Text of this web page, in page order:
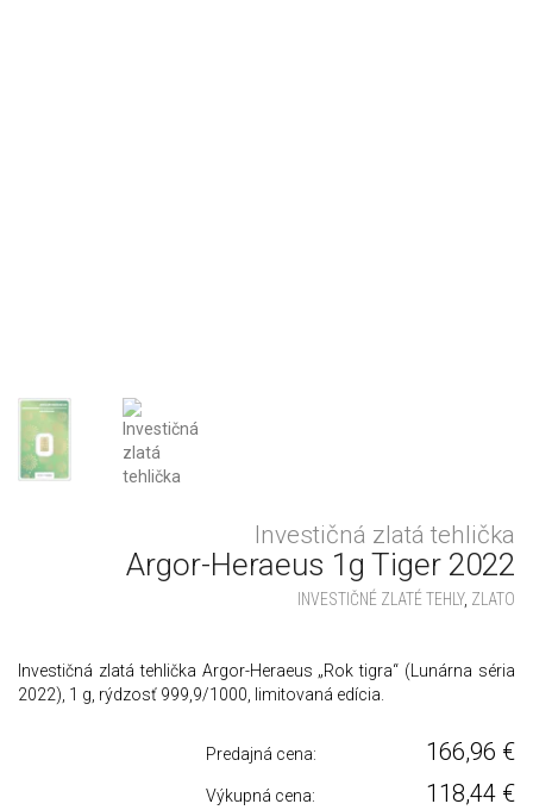
Investičná zlatá tehlička
Argor-Heraeus 1g Tiger 2022
INVESTIČNÉ ZLATÉ TEHLY, ZLATO
Investičná zlatá tehlička Argor-Heraeus „Rok tigra“ (Lunárna séria
2022), 1 g, rýdzosť 999,9/1000, limitovaná edícia.
Predajná cena: 166,96 €
Výkupná cena: 118,44 €